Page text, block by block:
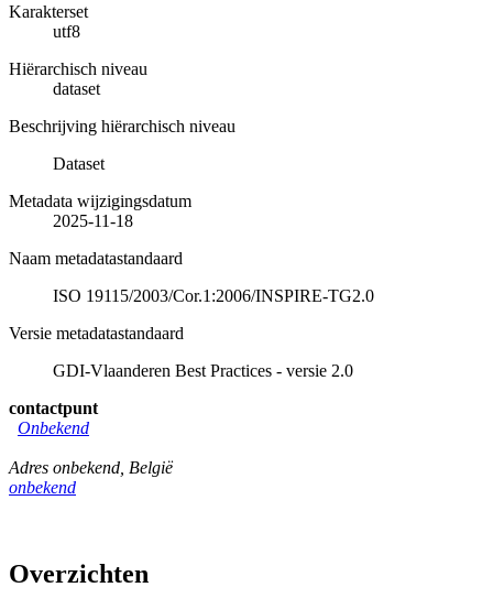
Karakterset
utf8
Hiërarchisch niveau
dataset
Beschrijving hiërarchisch niveau
Dataset
Metadata wijzigingsdatum
2025-11-18
Naam metadatastandaard
ISO 19115/2003/Cor.1:2006/INSPIRE-TG2.0
Versie metadatastandaard
GDI-Vlaanderen Best Practices - versie 2.0
contactpunt
Onbekend
Adres onbekend België
onbekend
Overzichten